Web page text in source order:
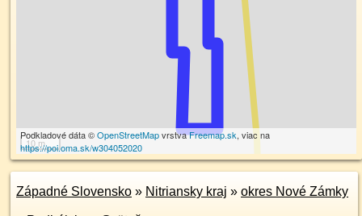
10 m
Podkladové dáta ©OpenStreetMapvrstvaFreemap.sk, viac na
https://poi.oma.sk/w304052020
Západné Slovensko » Nitriansky kraj » okres Nové Zámky